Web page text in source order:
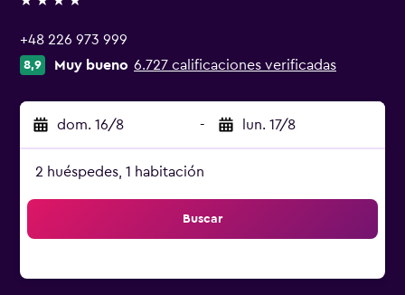
4 estrellas
+48 226 973 999
8,9 Muy bueno 6.727 calificaciones verificadas
dom. 16/8 - lun. 17/8
2 huéspedes, 1 habitación
Buscar